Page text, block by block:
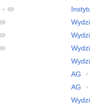
+
AG
+
AG
+